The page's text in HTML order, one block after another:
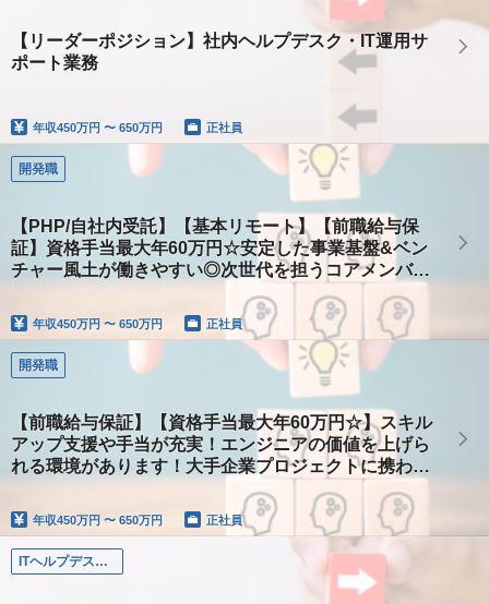
【リーダーポジション】社内ヘルプデスク・IT運用サ
ポート業務
年収450万円 〜 650万円 正社員
開発職
【PHP/自社内受託】【基本リモート】【前職給与保
証】資格手当最大年60万円☆安定した事業基盤&ベン
チャー風土が働きやすい◎次世代を担うコアメンバー
年収450万円 〜 650万円 正社員
開発職
【前職給与保証】【資格手当最大年60万円☆】スキル
アップ支援や手当が充実！エンジニアの価値を上げら
れる環境があります！大手企業プロジェクトに携わる
◎安定した事業基盤＆ベンチャー風土が働きやすい◎
年収450万円 〜 650万円 正社員
ITヘルプデスク（関西）